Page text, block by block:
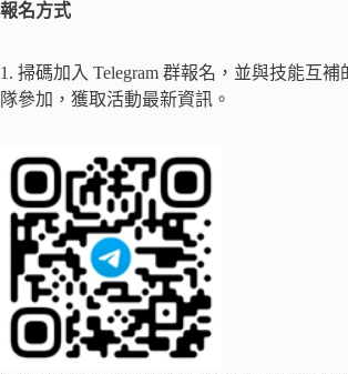
報名方式
1. 掃碼加入 Telegram 群報名，並與技能互補
隊參加，獲取活動最新資訊。